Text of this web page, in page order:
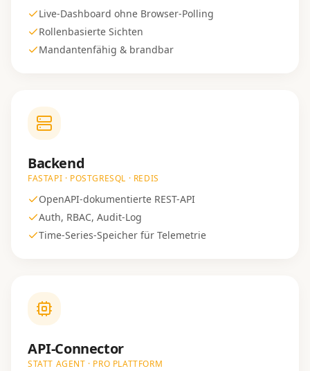
Live-Dashboard ohne Browser-Polling
Rollenbasierte Sichten
Mandantenfähig & brandbar
Backend
FASTAPI · POSTGRESQL · REDIS
OpenAPI-dokumentierte REST-API
Auth, RBAC, Audit-Log
Time-Series-Speicher für Telemetrie
API-Connector
STATT AGENT · PRO PLATTFORM